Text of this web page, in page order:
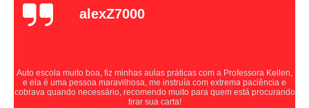
alexZ7000
Auto escola muito boa, fiz minhas aulas práticas com a Professora Kellen,
e ela é uma pessoa maravilhosa, me instruía com extrema paciência e
cobrava quando necessário, recomendo muito para quem está procurando
tirar sua carta!